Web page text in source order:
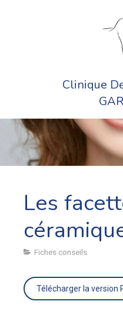
Clinique
Les
Fiches conseils
Télécharger la version